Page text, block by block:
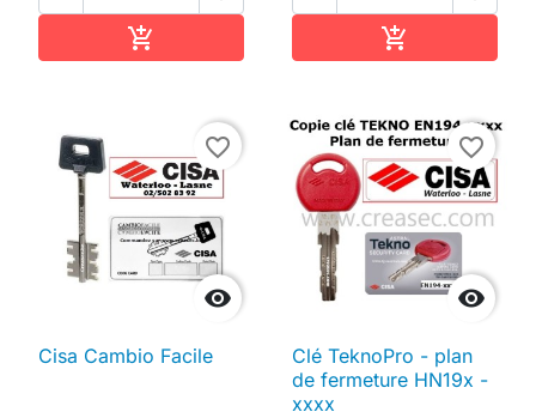
 

favorite_border
Cisa Cambio Facile

favorite_border
Clé TeknoPro - plan
de fermeture HN19x -
xxxx